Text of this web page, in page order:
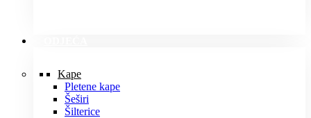
Kape
Pletene kape
Šeširi
Šilterice